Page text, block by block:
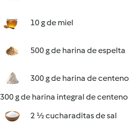
10 g de miel
500 g de harina de espelta
300 g de harina de centeno
300 g de harina integral de centeno
2 ½ cucharaditas de sal